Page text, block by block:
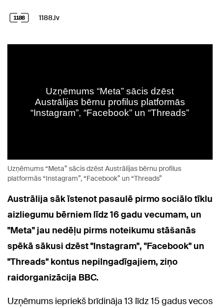
1188.lv
Uzņēmums “Meta” sācis dzēst Austrālijas bērnu profilus
platformās “Instagram”, “Facebook” un “Threads”
Austrālija sāk īstenot pasaulē pirmo sociālo tīklu
aizliegumu bērniem līdz 16 gadu vecumam, un
"Meta" jau nedēļu pirms noteikumu stāšanās
spēkā sākusi dzēst "Instagram", "Facebook" un
"Threads" kontus nepilngadīgajiem, ziņo
raidorganizācija BBC.
Uzņēmums iepriekš brīdināja 13 līdz 15 gadus vecos